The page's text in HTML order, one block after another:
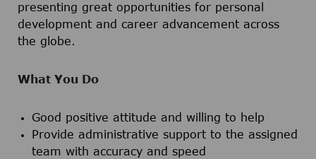
presenting great opportunities for personal
development and career advancement across
the globe.
What You Do
Good positive attitude and willing to help
Provide administrative support to the assigned
team with accuracy and speed